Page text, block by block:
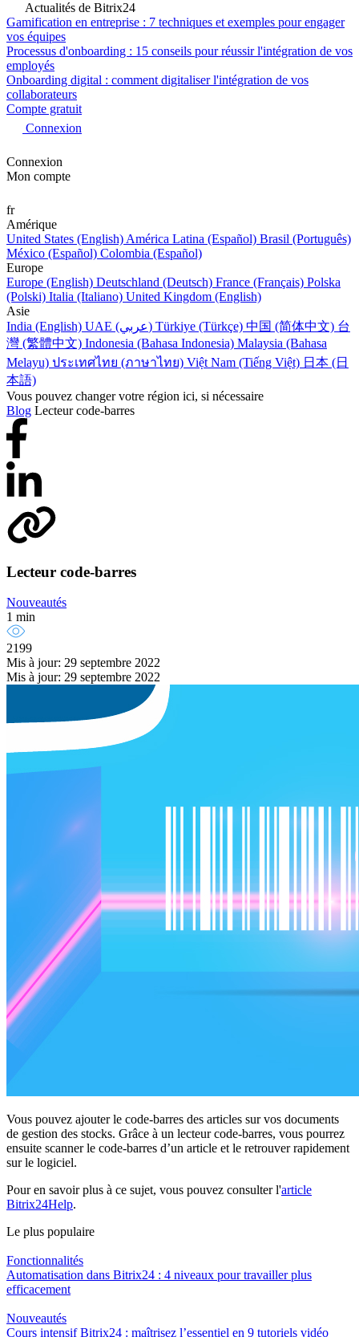
Actualités de Bitrix24
Gamification en entreprise : 7 techniques et exemples pour engager
vos équipes
Processus d'onboarding : 15 conseils pour réussir l'intégration de vos
employés
Onboarding digital : comment digitaliser l'intégration de vos
collaborateurs
Compte gratuit
Connexion
Connexion
Mon compte
fr
Amérique
United States (English) América Latina (Español) Brasil (Português)
México (Español) Colombia (Español)
Europe
Europe (English) Deutschland (Deutsch) France (Français) Polska
(Polski) Italia (Italiano) United Kingdom (English)
Asie
India (English)
UAE (عربي) Türkiye (Türkçe) 中国 (简体中文) 台
灣 (繁體中文) Indonesia (Bahasa Indonesia) Malaysia (Bahasa
Melayu) ประเทศไทย (ภาษาไทย) Việt Nam (Tiếng Việt) 日本 (日
本語)
Vous pouvez changer votre région ici, si nécessaire
Blog Lecteur code-barres
Lecteur code-barres
Nouveautés
1 min
2199
Mis à jour: 29 septembre 2022
Mis à jour: 29 septembre 2022
Vous pouvez ajouter le code-barres des articles sur vos documents
de gestion des stocks. Grâce à un lecteur code-barres, vous pourrez
ensuite scanner le code-barres d’un article et le retrouver rapidement
sur le logiciel.
Pour en savoir plus à ce sujet, vous pouvez consulter l'article
Bitrix24Help.
Le plus populaire
Fonctionnalités
Automatisation dans Bitrix24 : 4 niveaux pour travailler plus
efficacement
Nouveautés
Cours intensif Bitrix24 : maîtrisez l’essentiel en 9 tutoriels vidéo